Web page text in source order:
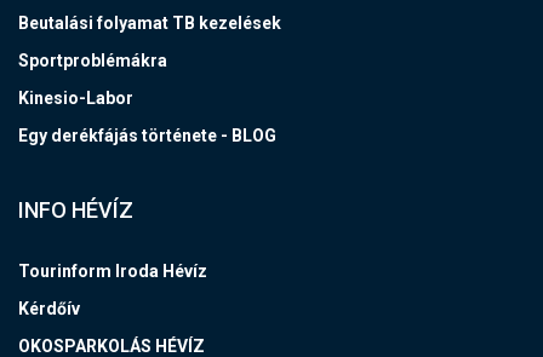
Beutalási folyamat TB kezelések
Sportproblémákra
Kinesio-Labor
Egy derékfájás története - BLOG
INFO HÉVÍZ
Tourinform Iroda Hévíz
Kérdőív
OKOSPARKOLÁS HÉVÍZ